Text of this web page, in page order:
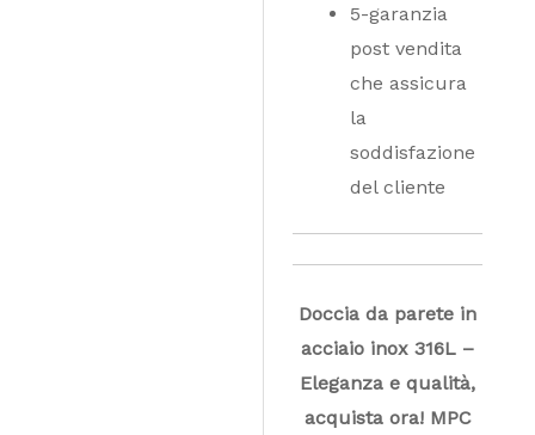
5-garanzia
post vendita
che assicura
la
soddisfazione
del cliente
Doccia da parete in
acciaio inox 316L –
Eleganza e qualità,
acquista ora! MPC